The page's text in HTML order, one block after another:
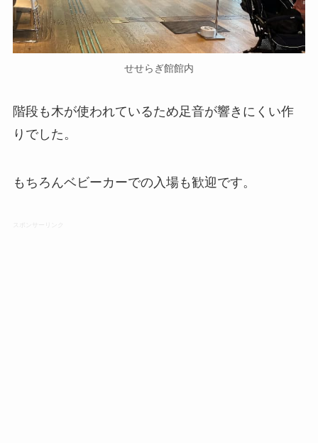
せせらぎ館館内
階段も木が使われているため足音が響きにくい作
りでした。
もちろんベビーカーでの入場も歓迎です。